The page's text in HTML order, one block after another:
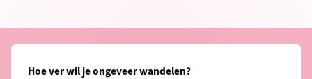
Hoe ver wil je ongeveer wandelen?